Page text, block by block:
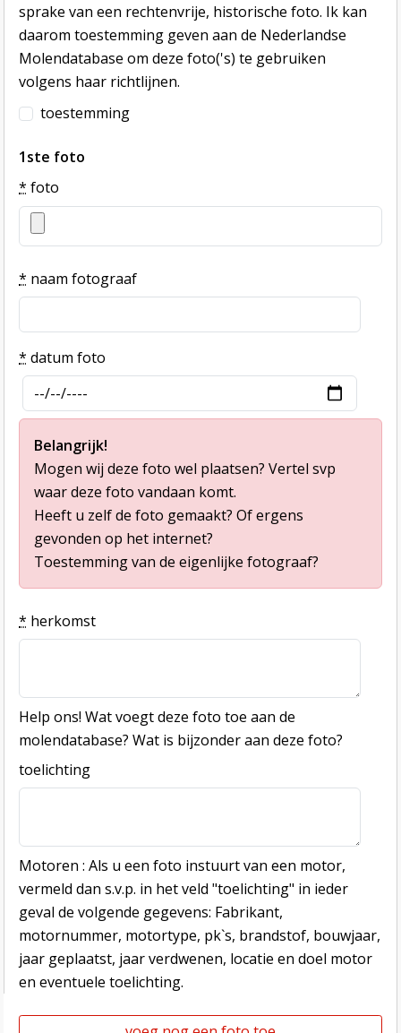
sprake van een rechtenvrije, historische foto. Ik kan
daarom toestemming geven aan de Nederlandse
Molendatabase om deze foto('s) te gebruiken
volgens haar richtlijnen.
toestemming
1ste foto
* foto
* naam fotograaf
* datum foto
Belangrijk!
Mogen wij deze foto wel plaatsen? Vertel svp
waar deze foto vandaan komt.
Heeft u zelf de foto gemaakt? Of ergens
gevonden op het internet?
Toestemming van de eigenlijke fotograaf?
* herkomst
Help ons! Wat voegt deze foto toe aan de
molendatabase? Wat is bijzonder aan deze foto?
toelichting
Motoren : Als u een foto instuurt van een motor,
vermeld dan s.v.p. in het veld "toelichting" in ieder
geval de volgende gegevens: Fabrikant,
motornummer, motortype, pk`s, brandstof, bouwjaar,
jaar geplaatst, jaar verdwenen, locatie en doel motor
en eventuele toelichting.